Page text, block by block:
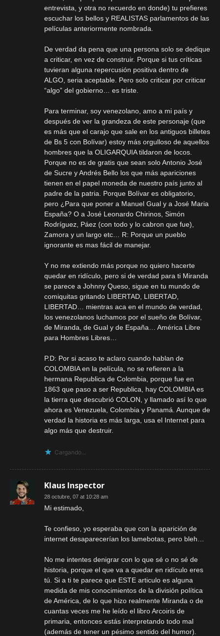
entrevista, y otra no recuerdo en donde) tu prefieres
escuchar los bellos y REALISTAS parlamentos de las
películas anteriormente nombrada.
De verdad da pena que una persona solo se dedique
a criticar, en vez de construir. Porque si tus críticas
tuvieran alguna repercusión positiva dentro de
ALGO, seria aceptable. Pero solo criticar por criticar
“algo” del gobierno… es triste.
Para terminar, soy venezolano, amo a mi país y
después de ver la grandeza de este personaje (que
es más que el carajo que sale en los antiguos billetes
de Bs 5 con Bolívar) estoy más orgulloso de aquellos
hombres que la OLIGARQUIA tildaron de locos.
Porque no es de gratis que sean solo Antonio José
de Sucre y Andrés Bello los que más apariciones
tienen en el papel moneda de nuestro país junto al
padre de la patria. Porque Bolívar es obligatorio,
pero ¿Para que poner a Manuel Gual y a José Maria
España? O a José Leonardo Chirinos, Simón
Rodríguez, Páez (con todo y lo cabron que fue),
Zamora y un largo etc… R: Porque un pueblo
ignorante es mas fácil de manejar.
Y no me extiendo más porque no quiero hacerte
quedar en ridículo, pero si de verdad para ti Miranda
se parece a Johnny Queso, sigue en tu mundo de
comiquitas gritando LIBERTAD, LIBERTAD,
LIBERTAD… mientras aca en el mundo de verdad,
los venezolanos luchamos por el sueño de Bolívar,
de Miranda, de Gual y de España… América Libre
para Hombres Libres…
P.D: Por si acaso te aclaro cuando hablan de
COLOMBIA en la película, no se refieren a la
hermana Republica de Colombia, porque fue en
1863 que paso a ser Republica, hay COLOMBIA es
la tierra que descubrió COLON, y llamado así lo que
ahora es Venezuela, Colombia y Panamá. Aunque de
verdad la historia es más larga, usa el Internet para
algo más que destruir.
Cargando...
Klaus Inspector
28 octubre, 07 at 10:28 am
Mi estimado,
Te confieso, yo esperaba que con la aparición de
internet desaparecerían los lamebotas, pero bleh…
No me intentes denigrar con lo que sé o no sé de
historia, porque el que va a quedar en ridículo eres
tú. Si a ti te parece que ESTE articulo es alguna
medida de mis conocimientos de la división política
de América, de lo que hizo realmente Miranda o de
cuantas veces me he leído el libro Arcoiris de
primaria, entonces estás interpretando todo mal
(además de tener un pésimo sentido del humor).